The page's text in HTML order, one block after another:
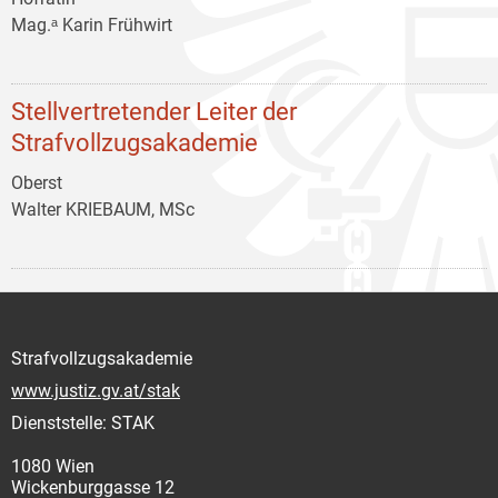
Mag.ᵃ Karin Frühwirt
Stellvertretender Leiter der
Strafvollzugsakademie
Oberst
Walter KRIEBAUM, MSc
Strafvollzugsakademie
www.justiz.gv.at/stak
Dienststelle: STAK
1080 Wien
Wickenburggasse 12